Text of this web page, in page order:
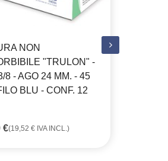
NON
"TRULON" -
8 - AGO 24 MM. - 45
BLU - CONF. 12
€(19,52 € IVA INCL.)